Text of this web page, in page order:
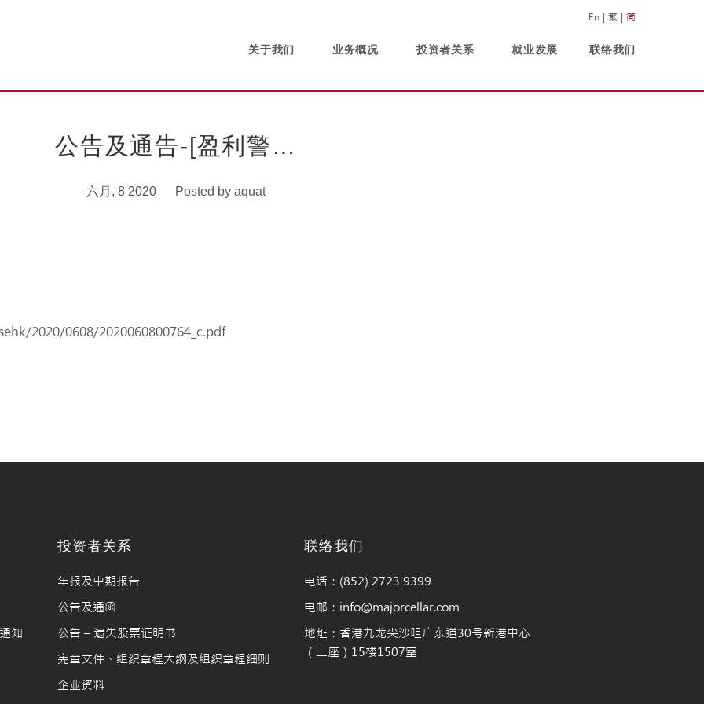
En 繁 简
关于我们 业务概况 投资者关系 就业发展 联络我们
公告及通告-[盈利警…
六月, 8 2020 Posted by aquat
2020/0608/2020060800764_c.pdf
知
投资者关系
年报及中期报告
公告及通函
公告 – 遗失股票证明书
宪章文件、组织章程大纲及组织章程细则
企业资料
联络我们
电话：(852) 2723 9399
电邮：info@majorcellar.com
地址：香港九龙尖沙咀广东道30号新港中心
（二座）15楼1507室